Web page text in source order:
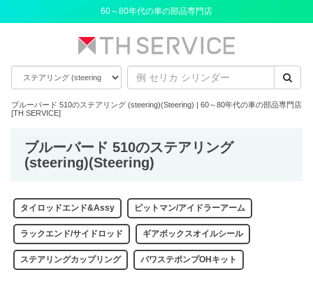
60～80年代の車の部品専門店
ブルーバード 510のステアリング (steering)(Steering) | 60～80年代の車の部品専門店
[TH SERVICE]
ブルーバード 510のステアリング
(steering)(Steering)
タイロッドエンド&Assy ピットマン/アイドラーアーム
ラックエンド/サイドロッド ギアボックスオイルシール
ステアリングカップリング パワステポンプOHキット